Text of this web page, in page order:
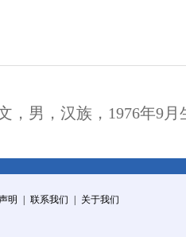
，男，汉族，1976年9
明 联系我们 关于我们